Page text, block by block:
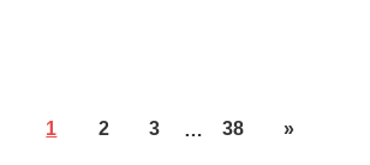
1 2 3 … 38 »